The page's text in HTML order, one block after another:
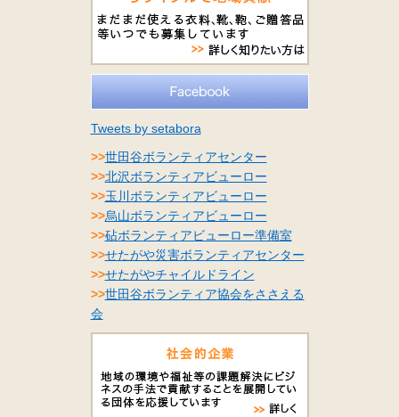
Tweets by setabora
>>世田谷ボランティアセンター
>>北沢ボランティアビューロー
>>玉川ボランティアビューロー
>>烏山ボランティアビューロー
>>砧ボランティアビューロー準備室
>>せたがや災害ボランティアセンター
>>せたがやチャイルドライン
>>世田谷ボランティア協会をささえる
会